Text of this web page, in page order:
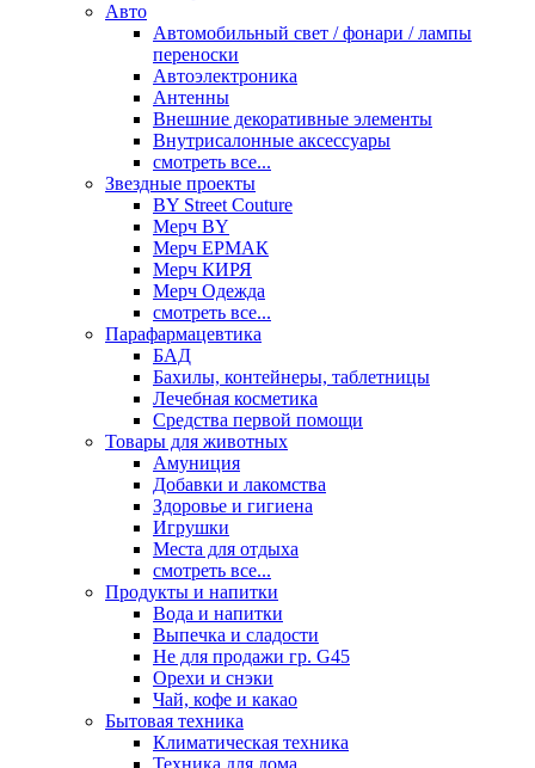
Авто
Автомобильный свет / фонари / лампы
переноски
Автоэлектроника
Антенны
Внешние декоративные элементы
Внутрисалонные аксессуары
смотреть все...
Звездные проекты
BY Street Couture
Мерч BY
Мерч ЕРМАК
Мерч КИРЯ
Мерч Одежда
смотреть все...
Парафармацевтика
БАД
Бахилы, контейнеры, таблетницы
Лечебная косметика
Средства первой помощи
Товары для животных
Амуниция
Добавки и лакомства
Здоровье и гигиена
Игрушки
Места для отдыха
смотреть все...
Продукты и напитки
Вода и напитки
Выпечка и сладости
Не для продажи гр. G45
Орехи и снэки
Чай, кофе и какао
Бытовая техника
Климатическая техника
Техника для дома